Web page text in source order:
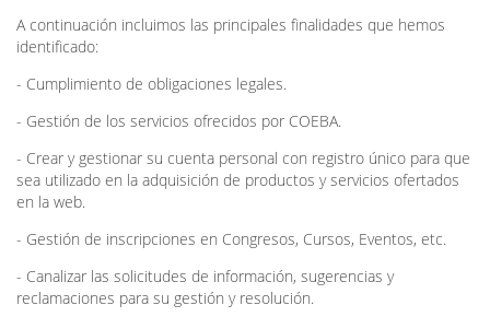
A continuación incluimos las principales finalidades que hemos
identificado:
- Cumplimiento de obligaciones legales.
- Gestión de los servicios ofrecidos por COEBA.
- Crear y gestionar su cuenta personal con registro único para que
sea utilizado en la adquisición de productos y servicios ofertados
en la web.
- Gestión de inscripciones en Congresos, Cursos, Eventos, etc.
- Canalizar las solicitudes de información, sugerencias y
reclamaciones para su gestión y resolución.